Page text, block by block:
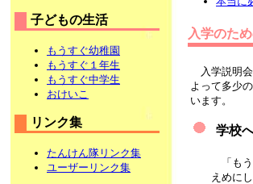
子どもの生活
もうすぐ幼稚園
もうすぐ１年生
もうすぐ中学生
おけいこ
リンク集
たんけん隊リンク集
ユーザーリンク集
入学のた
入学説明
よって多少
います。
学校
「も
えめに